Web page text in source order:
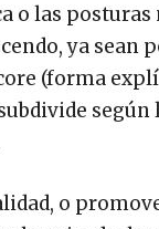
las posturas
ya sean
(forma
o